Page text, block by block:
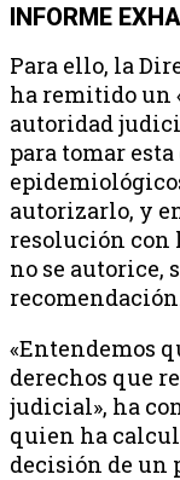
INFORME
Para ello, la
ha remitido un
autoridad
para tomar
autorizarlo, y
resolución con
no se autorice,
«Entendemos
derechos que
judicial», ha
quien ha
decisión de un